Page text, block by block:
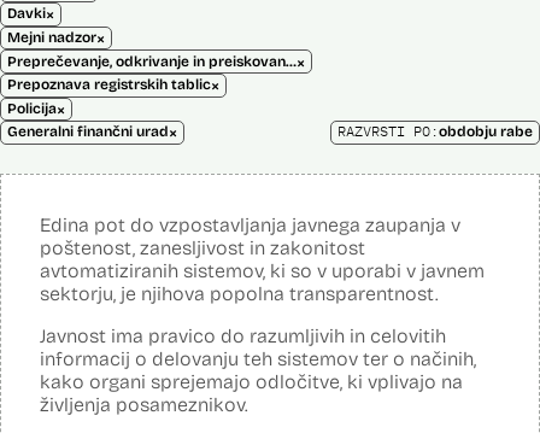
Davki×
Mejni nadzor×
Preprečevanje, odkrivanje in preiskovanje kaznivih dejanj×
Prepoznava registrskih tablic×
Policija×
Generalni finančni urad× RAZVRSTI PO:obdobju rabe
Edina pot do vzpostavljanja javnega zaupanja v
poštenost, zanesljivost in zakonitost
avtomatiziranih sistemov, ki so v uporabi v javnem
sektorju, je njihova popolna transparentnost.
Javnost ima pravico do razumljivih in celovitih
informacij o delovanju teh sistemov ter o načinih,
kako organi sprejemajo odločitve, ki vplivajo na
življenja posameznikov.